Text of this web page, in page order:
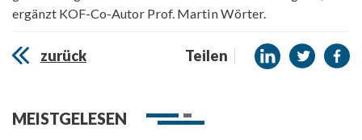
ergänzt KOF-Co-Autor Prof. Martin Wörter.
zurück Teilen
MEISTGELESEN